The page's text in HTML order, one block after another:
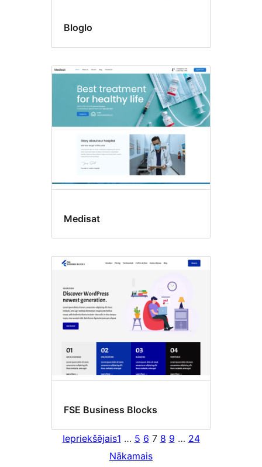
Bloglo
Medisat
FSE Business Blocks
Iepriekšējais1 … 5 6 7 8 9 … 24
Nākamais